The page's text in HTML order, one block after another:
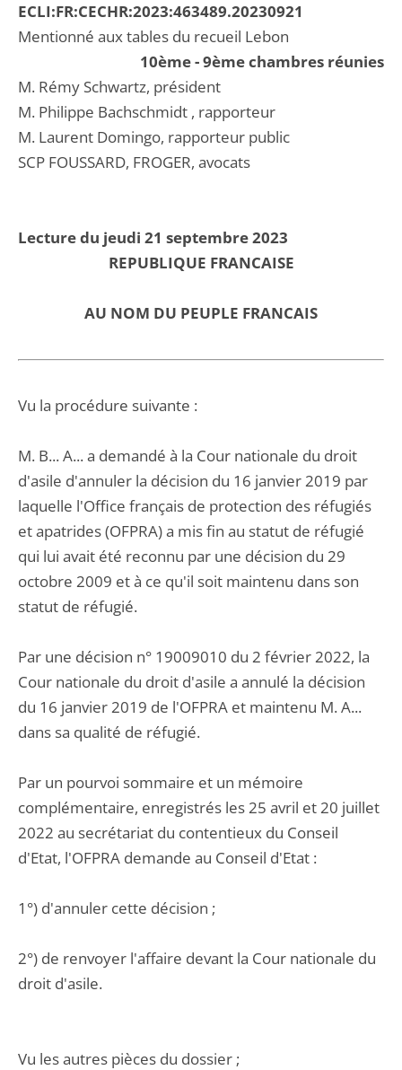
ECLI:FR:CECHR:2023:463489.20230921
Mentionné aux tables du recueil Lebon
10ème - 9ème chambres réunies
M. Rémy Schwartz, président
M. Philippe Bachschmidt , rapporteur
M. Laurent Domingo, rapporteur public
SCP FOUSSARD, FROGER, avocats
Lecture du jeudi 21 septembre 2023
REPUBLIQUE FRANCAISE
AU NOM DU PEUPLE FRANCAIS
Vu la procédure suivante :
M. B... A... a demandé à la Cour nationale du droit
d'asile d'annuler la décision du 16 janvier 2019 par
laquelle l'Office français de protection des réfugiés
et apatrides (OFPRA) a mis fin au statut de réfugié
qui lui avait été reconnu par une décision du 29
octobre 2009 et à ce qu'il soit maintenu dans son
statut de réfugié.
Par une décision n° 19009010 du 2 février 2022, la
Cour nationale du droit d'asile a annulé la décision
du 16 janvier 2019 de l'OFPRA et maintenu M. A...
dans sa qualité de réfugié.
Par un pourvoi sommaire et un mémoire
complémentaire, enregistrés les 25 avril et 20 juillet
2022 au secrétariat du contentieux du Conseil
d'Etat, l'OFPRA demande au Conseil d'Etat :
1°) d'annuler cette décision ;
2°) de renvoyer l'affaire devant la Cour nationale du
droit d'asile.
Vu les autres pièces du dossier ;